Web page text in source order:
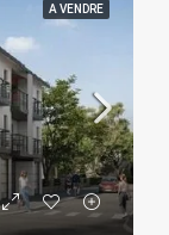
A VENDRE